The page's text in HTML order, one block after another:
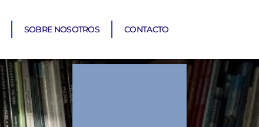
SOBRE NOSOTROS CONTACTO